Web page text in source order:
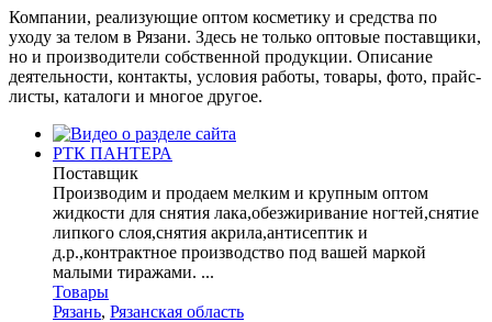
Компании, реализующие оптом косметику и средства по
уходу за телом в Рязани. Здесь не только оптовые поставщики,
но и производители собственной продукции. Описание
деятельности, контакты, условия работы, товары, фото, прайс-
листы, каталоги и многое другое.
РТК ПАНТЕРА
Поставщик
Производим и продаем мелким и крупным оптом
жидкости для снятия лака,обезжиривание ногтей,снятие
липкого слоя,снятия акрила,антисептик и
д.р.,контрактное производство под вашей маркой
малыми тиражами. ...
Товары
Рязань, Рязанская область